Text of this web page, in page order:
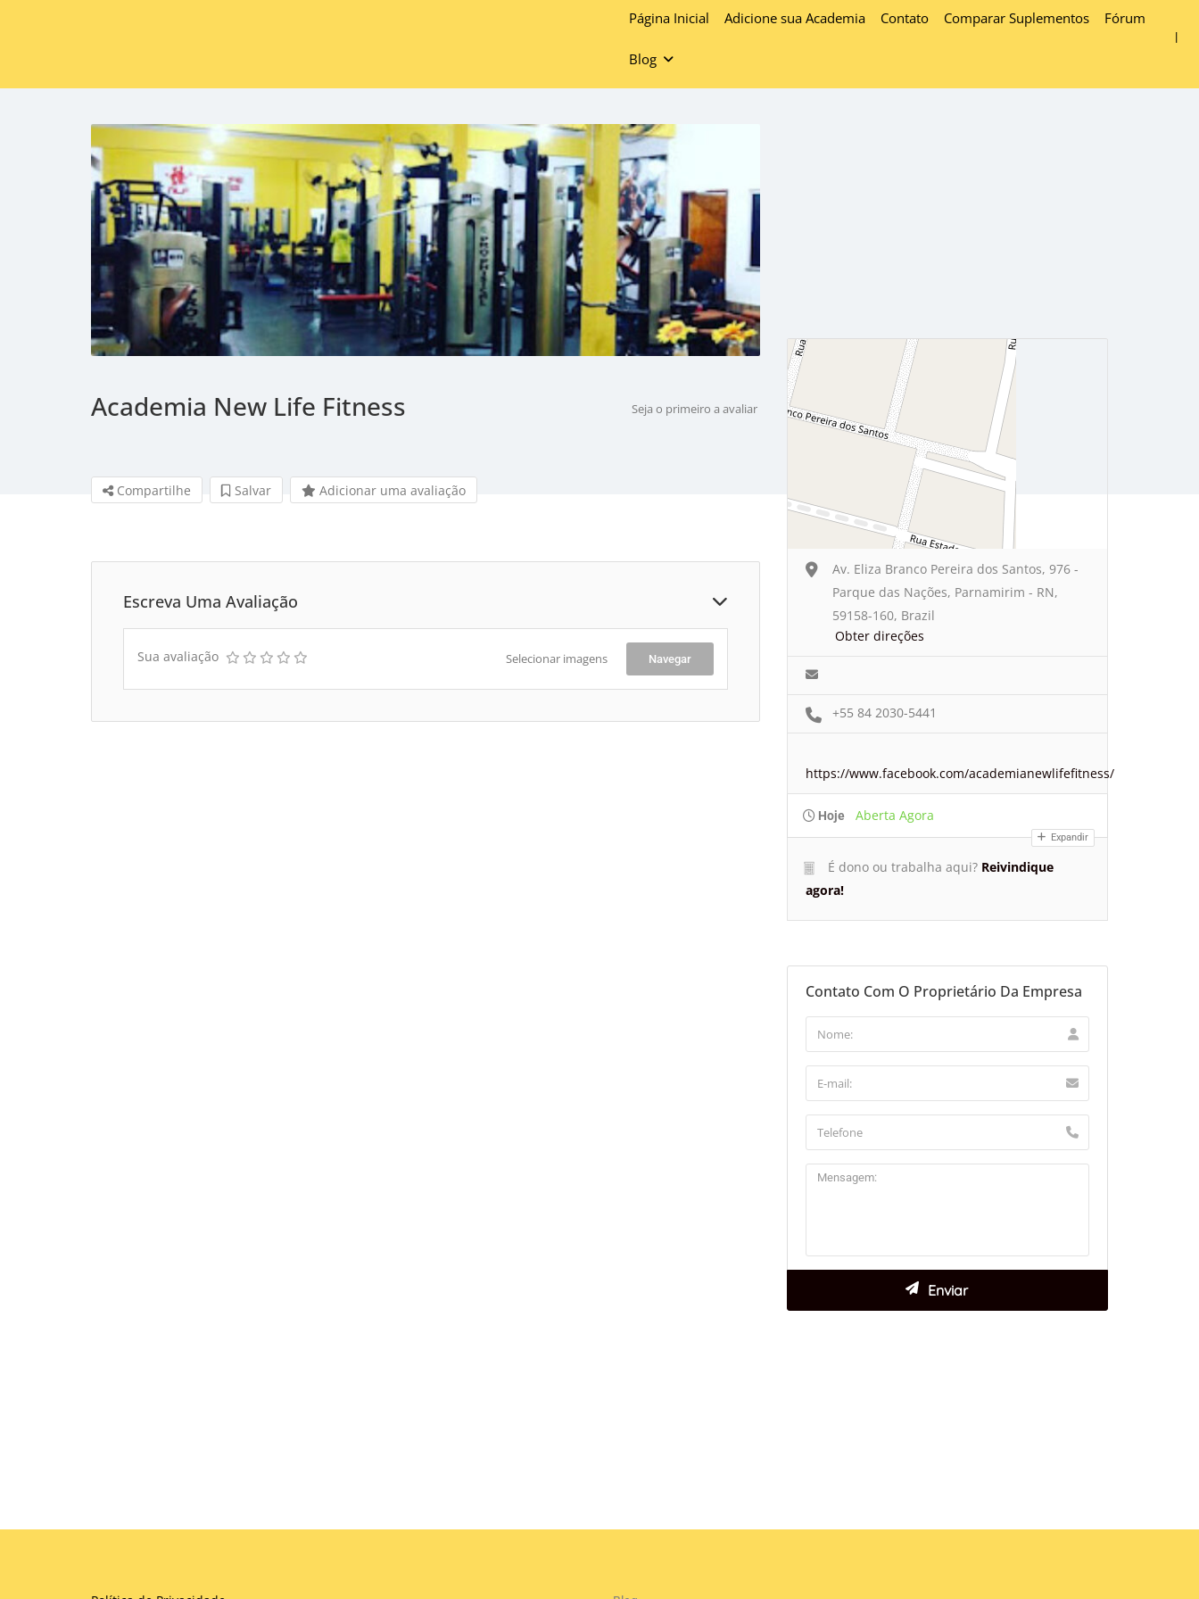
Página Inicial Adicione sua Academia Contato Comparar Suplementos Fórum
Blog
Academia New Life Fitness Seja o primeiro a avaliar
Compartilhe Salvar Adicionar uma avaliação
Escreva Uma Avaliação
Sua avaliação Selecionar imagens Navegar
Av. Eliza Branco Pereira dos Santos, 976 -
Parque das Nações, Parnamirim - RN,
59158-160, Brazil
Obter direções
+55 84 2030-5441
https://www.facebook.com/academianewlifefitness/
Hoje Aberta Agora
Expandir
É dono ou trabalha aqui? Reivindique
agora!
Contato Com O Proprietário Da Empresa